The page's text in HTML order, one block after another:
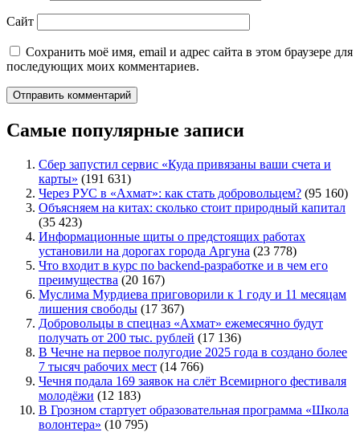
Сайт
Сохранить моё имя, email и адрес сайта в этом браузере для
последующих моих комментариев.
Самые популярные записи
Сбер запустил сервис «Куда привязаны ваши счета и
карты» (191 631)
Через РУС в «Ахмат»: как стать добровольцем? (95 160)
Объясняем на китах: сколько стоит природный капитал
(35 423)
Информационные щиты о предстоящих работах
установили на дорогах города Аргуна (23 778)
Что входит в курс по backend-разработке и в чем его
преимущества (20 167)
Муслима Мурдиева приговорили к 1 году и 11 месяцам
лишения свободы (17 367)
Добровольцы в спецназ «Ахмат» ежемесячно будут
получать от 200 тыс. рублей (17 136)
В Чечне на первое полугодие 2025 года в создано более
7 тысяч рабочих мест (14 766)
Чечня подала 169 заявок на слёт Всемирного фестиваля
молодёжи (12 183)
В Грозном стартует образовательная программа «Школа
волонтера» (10 795)